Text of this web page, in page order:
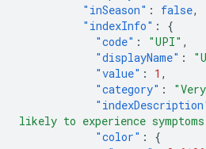
"inSeason" : false,
"indexInfo" :
{
"code" : "UPI" ,
"displayName" :
"value" : 1 ,
"category" :
likely to experience
"color" :
{